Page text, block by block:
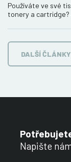
Používáte ve své
tonery a cartridge?
DALŠÍ
Napište